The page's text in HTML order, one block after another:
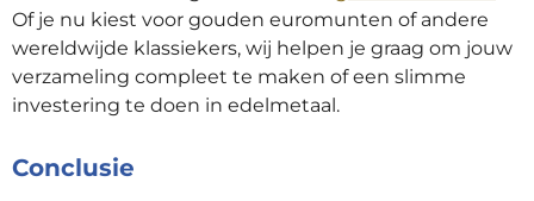
Of je nu kiest voor gouden euromunten of andere
wereldwijde klassiekers, wij helpen je graag om jouw
verzameling compleet te maken of een slimme
investering te doen in edelmetaal.
Conclusie